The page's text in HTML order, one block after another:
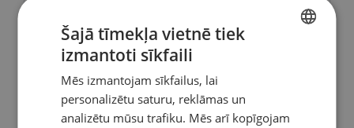
ENGLISH TRANSLATION
Šajā tīmekļa vietnē tiek
izmantoti sīkfaili
Mēs izmantojam sīkfailus, lai
personalizētu saturu, reklāmas un
analizētu mūsu trafiku. Mēs arī kopīgojam